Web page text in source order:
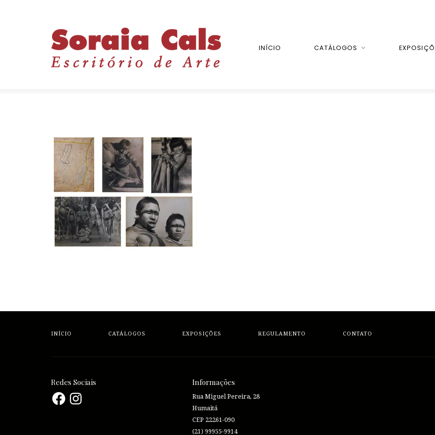
INÍCIO CATÁLOGOS
INÍCIO CATÁLOGOS EXPOSIÇÕES REGULAMENTO CONTATO
Redes Sociais
FacebookInstagram
Informações
Rua Miguel Pereira, 28
Humaitá
CEP 22261-090
(21) 99955-9914